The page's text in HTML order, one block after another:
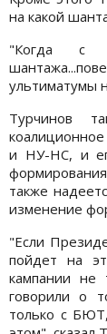
на какой
"Когда с
ультиматумы
Турчинов
и НУ-НС, и
также
изменение
"Если
пойдет на
кампании не
говорили о
только с